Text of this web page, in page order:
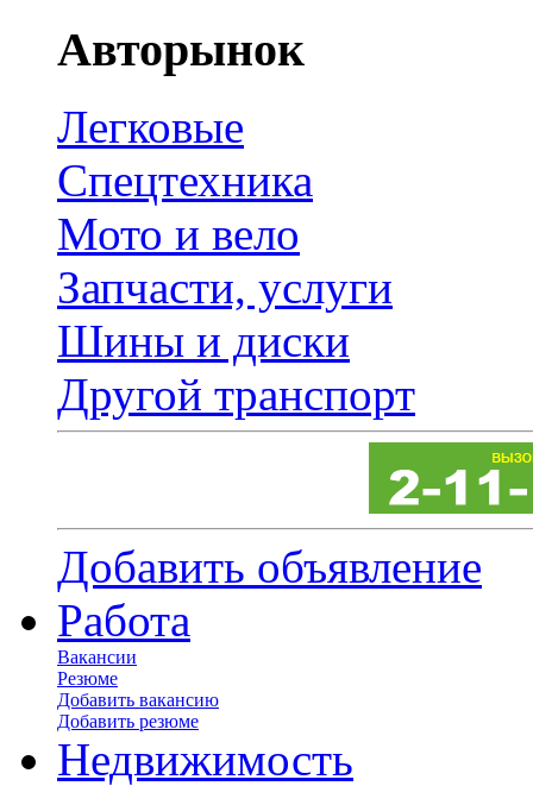
Авторынок
Легковые
Спецтехника
Мото и вело
Запчасти, услуги
Шины и диски
Другой транспорт
Добавить объявление
Работа
Вакансии
Резюме
Добавить вакансию
Добавить резюме
Недвижимость